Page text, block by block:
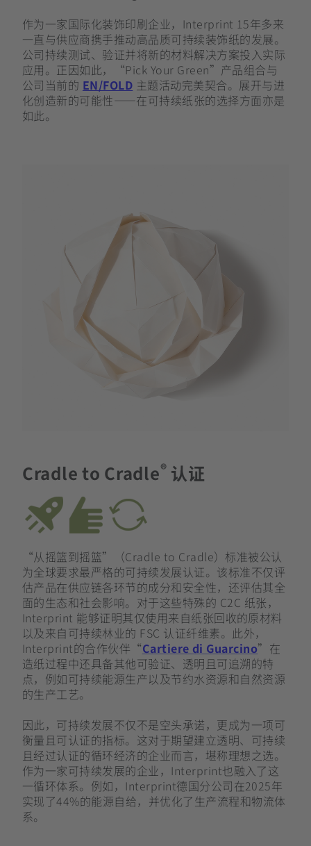
作为一家国际化装饰印刷企业，Interprint 15年多来
一直与供应商携手推动高品质可持续装饰纸的发展。
公司持续测试、验证并将新的材料解决方案投入实际
应用。正因如此，“Pick Your Green”产品组合与
公司当前的 EN/FOLD 主题活动完美契合。展开与进
化创造新的可能性——在可持续纸张的选择方面亦是
如此。
Cradle to Cradle® 认证
“从摇篮到摇篮”（Cradle to Cradle）标准被公认
为全球要求最严格的可持续发展认证。该标准不仅评
估产品在供应链各环节的成分和安全性，还评估其全
面的生态和社会影响。对于这些特殊的 C2C 纸张，
Interprint 能够证明其仅使用来自纸张回收的原材料
以及来自可持续林业的 FSC 认证纤维素。此外，
Interprint的合作伙伴“Cartiere di Guarcino”在
造纸过程中还具备其他可验证、透明且可追溯的特
点，例如可持续能源生产以及节约水资源和自然资源
的生产工艺。
因此，可持续发展不仅不是空头承诺，更成为一项可
衡量且可认证的指标。这对于期望建立透明、可持续
且经过认证的循环经济的企业而言，堪称理想之选。
作为一家可持续发展的企业，Interprint也融入了这
一循环体系。例如，Interprint德国分公司在2025年
实现了44%的能源自给，并优化了生产流程和物流体
系。